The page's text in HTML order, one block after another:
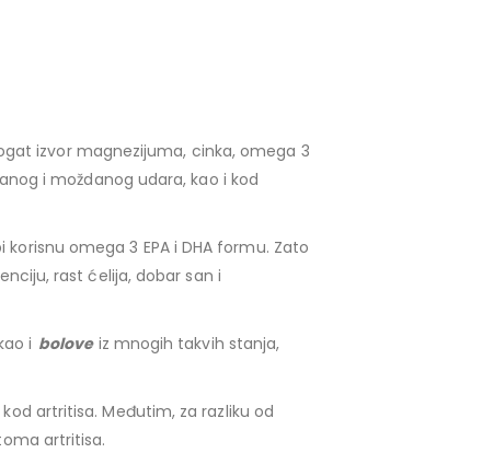
izvor magnezijuma, cinka, omega 3
i moždanog udara, kao i kod
omega 3 EPA i DHA formu. Zato
rast ćelija, dobar san i
i boloveiz mnogih takvih stanja,
artritisa. Međutim, za razliku od
artritisa.